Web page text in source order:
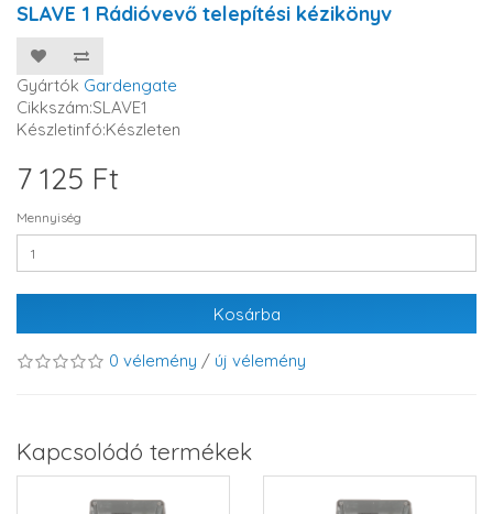
SLAVE 1 Rádióvevő telepítési kézikönyv
Gyártók Gardengate
Cikkszám:SLAVE1
Készletinfó:Készleten
7 125 Ft
Mennyiség
Kosárba
0 vélemény / új vélemény
Kapcsolódó termékek